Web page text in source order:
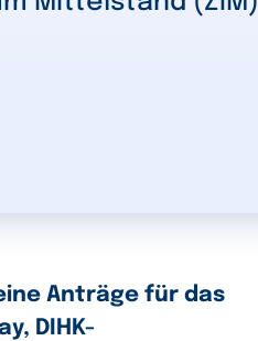
Anträge für das
DIHK-